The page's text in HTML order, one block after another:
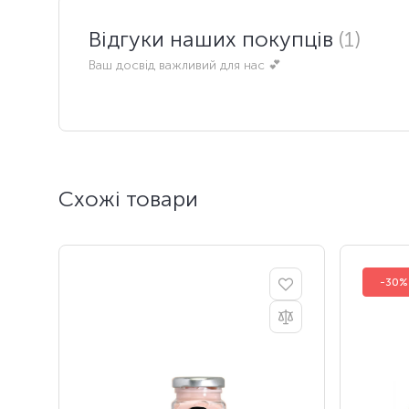
Відгуки наших покупців (1)
Ваш досвід важливий для нас 💕
Схожі товари
-30%